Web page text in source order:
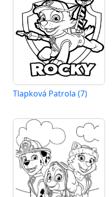
Tlapková Patrola (7)